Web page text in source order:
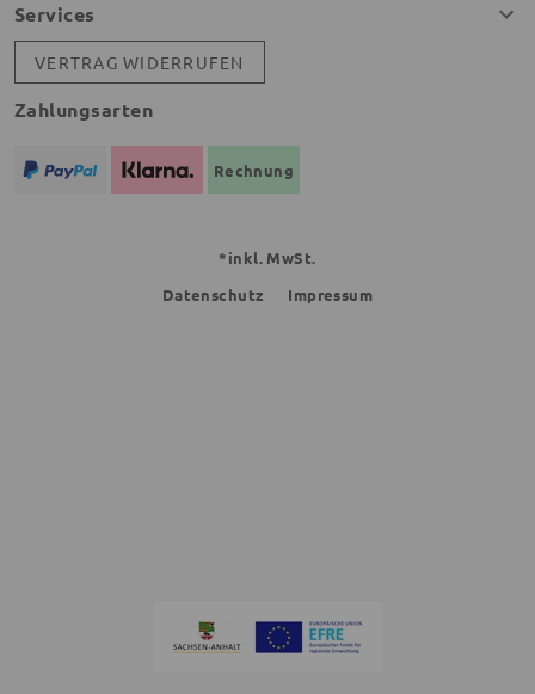
Services
VERTRAG WIDERRUFEN
Zahlungsarten
Rechnung
*inkl. MwSt.
Datenschutz
Impressum